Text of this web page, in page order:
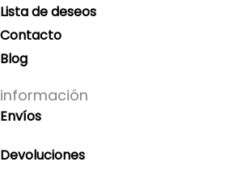
Lista de deseos
Contacto
Blog
información
Envíos
Devoluciones